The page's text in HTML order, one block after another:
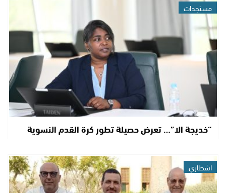
مستجدات
“خديجة الا”… تعرض حصيلة تطور كرة القدم النسوية
اشطاري